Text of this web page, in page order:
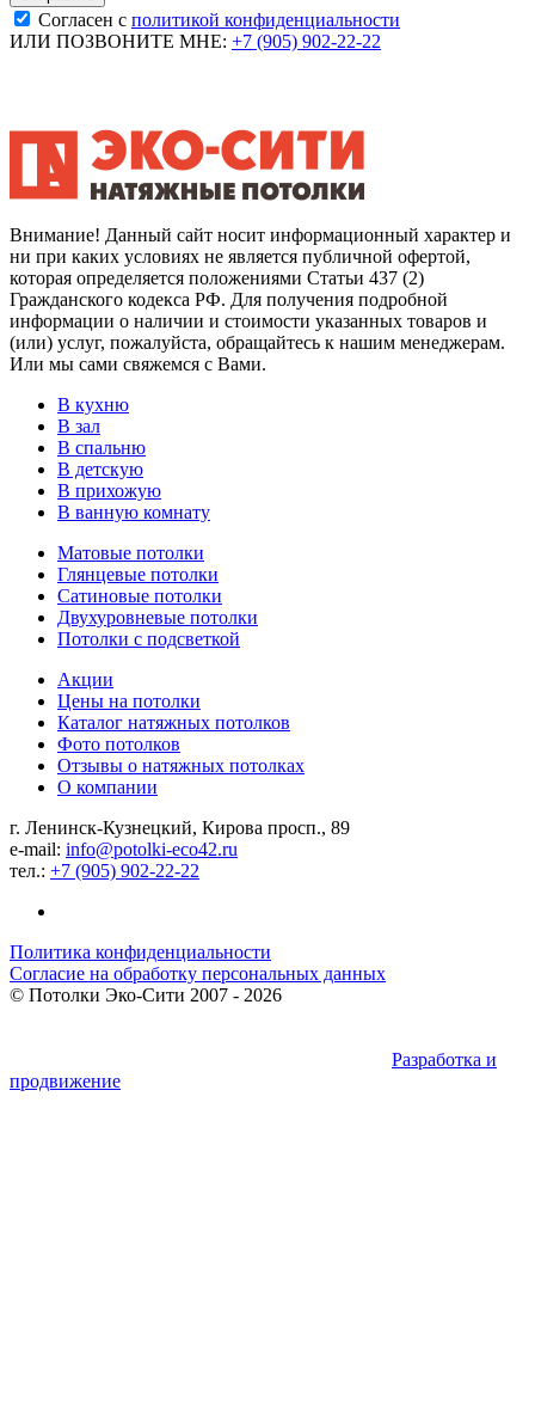
Согласен с политикой конфиденциальности
ИЛИ ПОЗВОНИТЕ МНЕ: +7 (905) 902-22-22
Внимание! Данный сайт носит информационный характер и
ни при каких условиях не является публичной офертой,
которая определяется положениями Статьи 437 (2)
Гражданского кодекса РФ. Для получения подробной
информации о наличии и стоимости указанных товаров и
(или) услуг, пожалуйста, обращайтесь к нашим менеджерам.
Или мы сами свяжемся с Вами.
В кухню
В зал
В спальню
В детскую
В прихожую
В ванную комнату
Матовые потолки
Глянцевые потолки
Сатиновые потолки
Двухуровневые потолки
Потолки с подсветкой
Акции
Цены на потолки
Каталог натяжных потолков
Фото потолков
Отзывы о натяжных потолках
О компании
г. Ленинск-Кузнецкий, Кирова просп., 89
e-mail: info@potolki-eco42.ru
тел.: +7 (905) 902-22-22
Политика конфиденциальности
Согласие на обработку персональных данных
© Потолки Эко-Сити 2007 - 2026
Разработка и
продвижение